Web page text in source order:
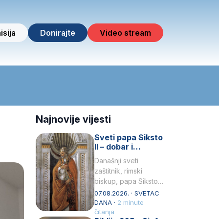
Donirajte Video stream
Najnovije vijesti
Sveti papa Siksto
II – dobar i
miroljubiv pastir
Današnji sveti
zaštitnik, rimski
biskup, papa Siksto
(Sixtus) II, prema
knjizi Liber
Pontificalis bio je
07.08.2026. · SVETAC
DANA · 2 minute
čitanja